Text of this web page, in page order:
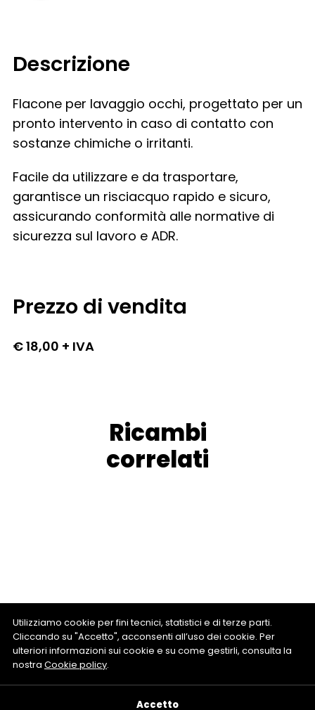
Descrizione
Flacone per lavaggio occhi, progettato per un
pronto intervento in caso di contatto con
sostanze chimiche o irritanti.
Facile da utilizzare e da trasportare,
garantisce un risciacquo rapido e sicuro,
assicurando conformità alle normative di
sicurezza sul lavoro e ADR.
Prezzo di vendita
€ 18,00 + IVA
Ricambi
correlati
Utilizziamo cookie per fini tecnici, statistici e di terze parti.
Cliccando su "Accetto", acconsenti all’uso dei cookie. Per
ulteriori informazioni sui cookie e su come gestirli, consulta la
nostra Cookie policy.
Accetto